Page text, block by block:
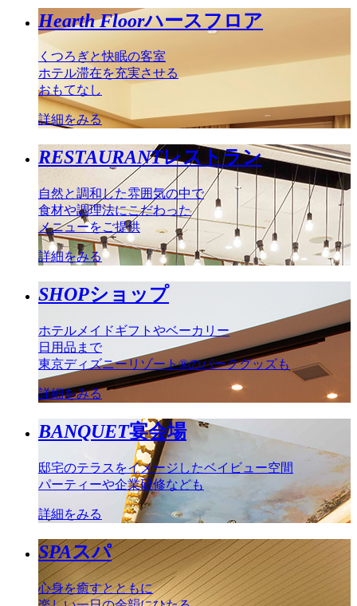
Hearth Floorハースフロア
くつろぎと快眠の客室
ホテル滞在を充実させる
おもてなし
詳細をみる
RESTAURANTレストラン
自然と調和した雰囲気の中で
食材や調理法にこだわった
メニューをご提供
詳細をみる
SHOPショップ
ホテルメイドギフトやベーカリー
日用品まで
東京ディズニーリゾート®のパークグッズも
詳細をみる
BANQUET宴会場
邸宅のテラスをイメージしたベイビュー空間
パーティーや企業研修なども
詳細をみる
SPAスパ
心身を癒すとともに